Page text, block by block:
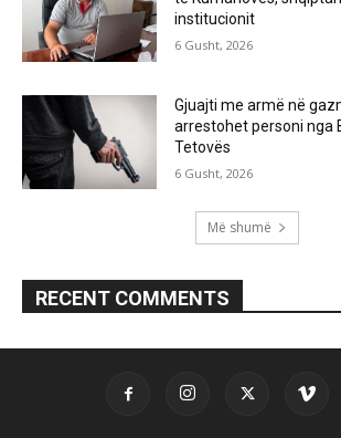
institucionit
6 Gusht, 2026
Gjuajti me armë në
arrestohet personi nga
Tetovës
6 Gusht, 2026
Më shumë
RECENT COMMENTS